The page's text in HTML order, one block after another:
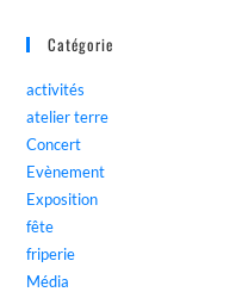
Catégorie
activités
atelier terre
Concert
Evènement
Exposition
fête
friperie
Média